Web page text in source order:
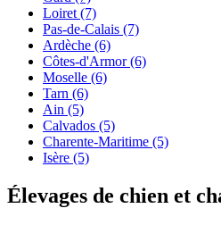
Loiret (7)
Pas-de-Calais (7)
Ardèche (6)
Côtes-d'Armor(6)
Moselle (6)
Tarn (6)
Ain (5)
Calvados (5)
Charente-Maritime (5)
Isère (5)
Élevages de chien et